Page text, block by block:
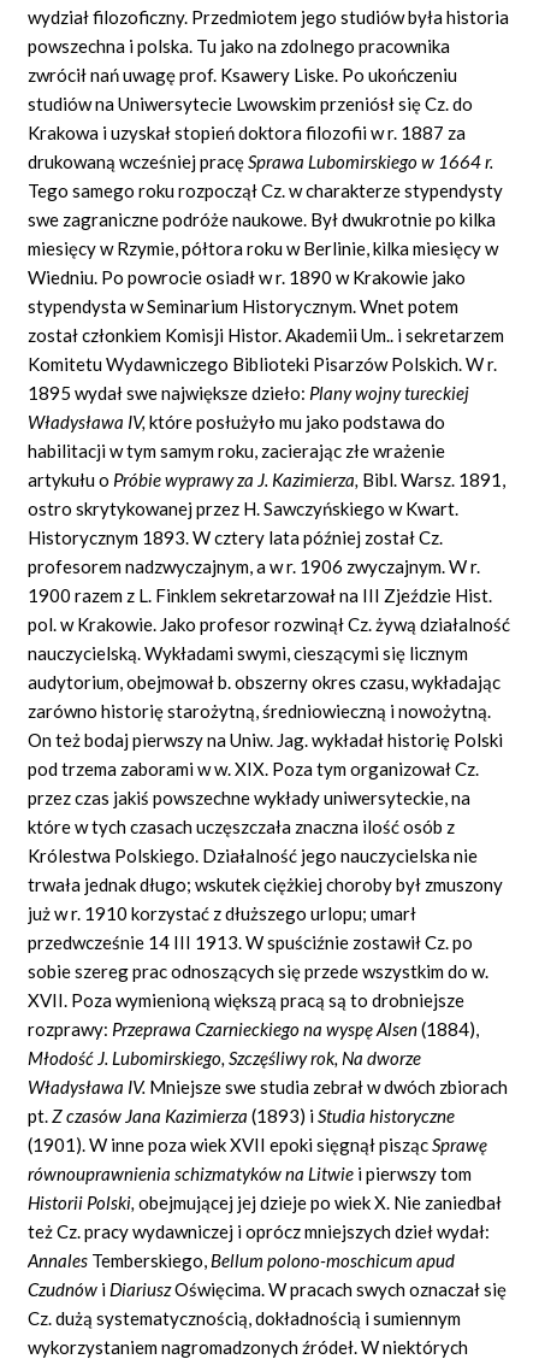
wydział filozoficzny. Przedmiotem jego studiów była historia
powszechna i polska. Tu jako na zdolnego pracownika
zwrócił nań uwagę prof. Ksawery Liske. Po ukończeniu
studiów na Uniwersytecie Lwowskim przeniósł się Cz. do
Krakowa i uzyskał stopień doktora filozofii w r. 1887 za
drukowaną wcześniej pracęSprawa Lubomirskiego w 1664 r.
Tego samego roku rozpoczął Cz. w charakterze stypendysty
swe zagraniczne podróże naukowe. Był dwukrotnie po kilka
miesięcy w Rzymie, półtora roku w Berlinie, kilka miesięcy w
Wiedniu. Po powrocie osiadł w r. 1890 w Krakowie jako
stypendysta w Seminarium Historycznym. Wnet potem
został członkiem Komisji Histor. Akademii Um.. i sekretarzem
Komitetu Wydawniczego Biblioteki Pisarzów Polskich. W r.
1895 wydał swe największe dzieło: Plany wojny tureckiej
Władysława IV,które posłużyło mu jako podstawa do
habilitacji w tym samym roku, zacierając złe wrażenie
artykułu o Próbie wyprawy za J. Kazimierza, Bibl. Warsz. 1891,
ostro skrytykowanej przez H. Sawczyńskiego w Kwart.
Historycznym 1893. W cztery lata później został Cz.
profesorem nadzwyczajnym, a w r. 1906 zwyczajnym. W r.
1900 razem z L. Finklem sekretarzował na III Zjeździe Hist.
pol. w Krakowie. Jako profesor rozwinął Cz. żywą działalność
nauczycielską. Wykładami swymi, cieszącymi się licznym
audytorium, obejmował b. obszerny okres czasu, wykładając
zarówno historię starożytną, średniowieczną i nowożytną.
On też bodaj pierwszy na Uniw. Jag. wykładał historię Polski
pod trzema zaborami w w. XIX. Poza tym organizował Cz.
przez czas jakiś powszechne wykłady uniwersyteckie, na
które w tych czasach uczęszczała znaczna ilość osób z
Królestwa Polskiego. Działalność jego nauczycielska nie
trwała jednak długo; wskutek ciężkiej choroby był zmuszony
już w r. 1910 korzystać z dłuższego urlopu; umarł
przedwcześnie 14 III 1913. W spuściźnie zostawił Cz. po
sobie szereg prac odnoszących się przede wszystkim do w.
XVII. Poza wymienioną większą pracą są to drobniejsze
rozprawy: Przeprawa Czarnieckiego na wyspę Alsen(1884),
Młodość J. Lubomirskiego, Szczęśliwy rok, Na dworze
Władysława IV. Mniejsze swe studia zebrał w dwóch zbiorach
pt.Z czasów Jana Kazimierza(1893) iStudia historyczne
(1901). W inne poza wiek XVII epoki sięgnął piszącSprawę
równouprawnienia schizmatyków na Litwie i pierwszy tom
Historii Polski,obejmującej jej dzieje po wiek X. Nie zaniedbał
też Cz. pracy wydawniczej i oprócz mniejszych dzieł wydał:
Annales Temberskiego, Bellum polono-moschicum apud
Czudnów i DiariuszOświęcima. W pracach swych oznaczał się
Cz. dużą systematycznością, dokładnością i sumiennym
wykorzystaniem nagromadzonych źródeł. W niektórych